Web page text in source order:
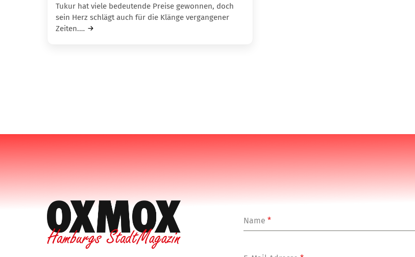
Tukur hat viele bedeutende Preise gewonnen, doch
sein Herz schlägt auch für die Klänge vergangener
Zeiten.…
Name*